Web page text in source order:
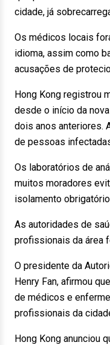
cidade, já
Os médicos locais
idioma, assim como
acusações de
Hong Kong registrou
desde o início da
dois anos anteriores.
de pessoas
Os laboratórios de
muitos moradores
isolamento
As autoridades de
profissionais da área
O presidente da
Henry Fan, afirmou
de médicos e
profissionais da
Hong Kong anunciou